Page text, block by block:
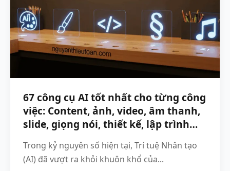
67 công cụ AI tốt nhất cho từng công
việc: Content, ảnh, video, âm thanh,
slide, giọng nói, thiết kế, lập trình…
Trong kỷ nguyên số hiện tại, Trí tuệ Nhân tạo
(AI) đã vượt ra khỏi khuôn khổ của...